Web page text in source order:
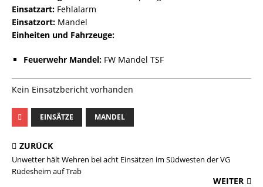
Einsatzart: Fehlalarm
Einsatzort: Mandel
Einheiten und Fahrzeuge:
Feuerwehr Mandel: FW Mandel TSF
Kein Einsatzbericht vorhanden
EINSÄTZE MANDEL
ZURÜCK
Unwetter hält Wehren bei acht Einsätzen im Südwesten der VG
Rüdesheim auf Trab
WEITER